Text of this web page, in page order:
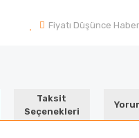
Fiyatı Düşünce
Taksit
Seçenekleri